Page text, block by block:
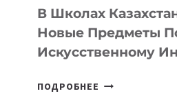
В Школах
Новые Предметы
Искусственному
ПОДРОБНЕЕ